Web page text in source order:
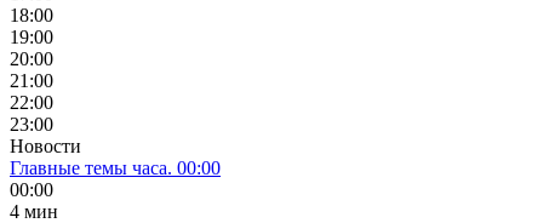
18:00
19:00
20:00
21:00
22:00
23:00
Новости
Главные темы часа. 00:00
00:00
4 мин